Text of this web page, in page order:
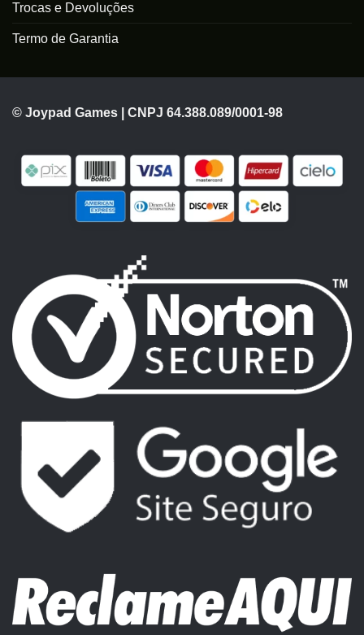
Trocas e Devoluções
Termo de Garantia
© Joypad Games | CNPJ 64.388.089/0001-98